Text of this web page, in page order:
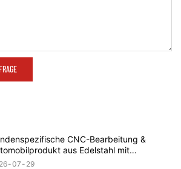
CNC-Bearbeitung &
aus Edelstahl mit
für Rolls-Royce
07 29